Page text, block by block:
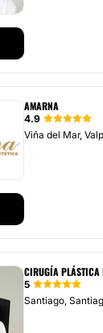
AMARNA
4.9
Viña del Mar,
CIRUGÍA PLÁSTICA
5
Santiago,